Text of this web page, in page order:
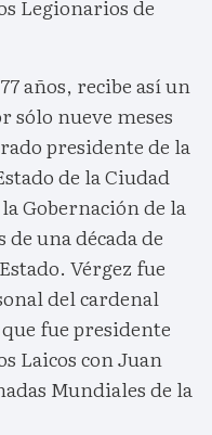
Legionarios de
años, recibe así un
sólo nueve meses
presidente de la
de la Ciudad
Gobernación de la
una década de
Vérgez fue
del cardenal
fue presidente
Laicos con Juan
Mundiales de la